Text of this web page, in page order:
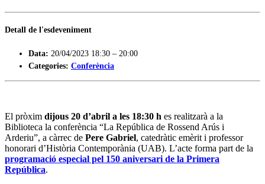
Detall de l'esdeveniment
Data: 20/04/2023 18:30 – 20:00
Categories: Conferència
El pròxim dijous 20 d’abril a les 18:30 h es realitzarà a la
Biblioteca la conferència “La República de Rossend Arús i
Arderiu”, a càrrec de Pere Gabriel, catedràtic emèrit i professor
honorari d’Història Contemporània (UAB). L’acte forma part de la
programació especial pel 150 aniversari de la Primera
República.